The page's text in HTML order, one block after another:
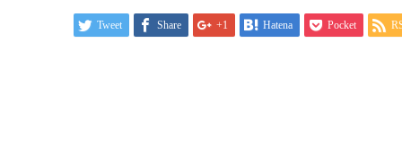
Tweet Share +1 Hatena Pocket